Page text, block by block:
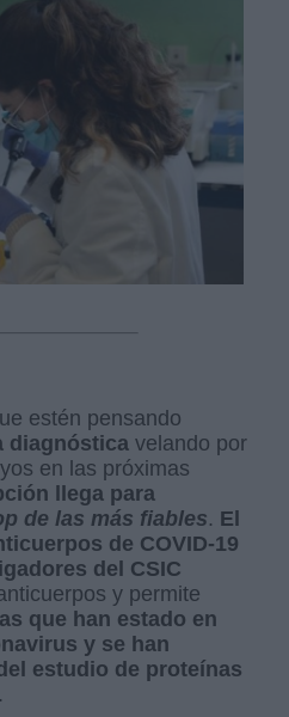
estén pensando
diagnóstica velando por
en las próximas
llega para
de las más fiables. El
de COVID-19
del CSIC
y permite
que han estado en
y se han
estudio de proteínas
.